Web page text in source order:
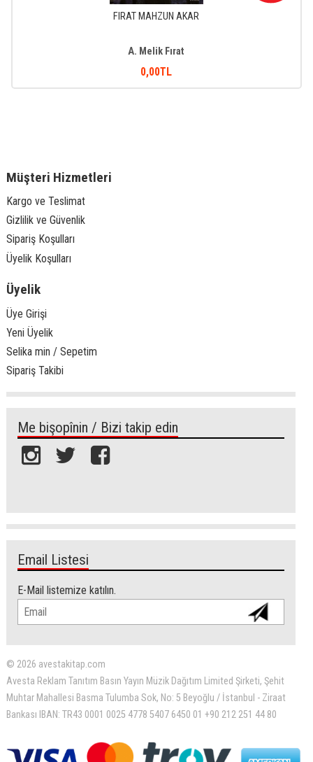
FIRAT MAHZUN AKAR
A. Melik Fırat
0,00TL
Müşteri Hizmetleri
Kargo ve Teslimat
Gizlilik ve Güvenlik
Sipariş Koşulları
Üyelik Koşulları
Üyelik
Üye Girişi
Yeni Üyelik
Selika min / Sepetim
Sipariş Takibi
Me bişopînin / Bizi takip edin
Email Listesi
E-Mail listemize katılın.
© 2026 avestakitap.com
Avesta Reklam Tanıtım Basın Yayın Müzik Dağıtım Limited Şirketi, Şehit
Muhtar Mahallesi Basma Tulumba Sok, No: 5 Beyoğlu / İstanbul - Ziraat
Bankası IBAN: TR43 0001 0025 4778 5407 6450 01 +90 212 251 44 80